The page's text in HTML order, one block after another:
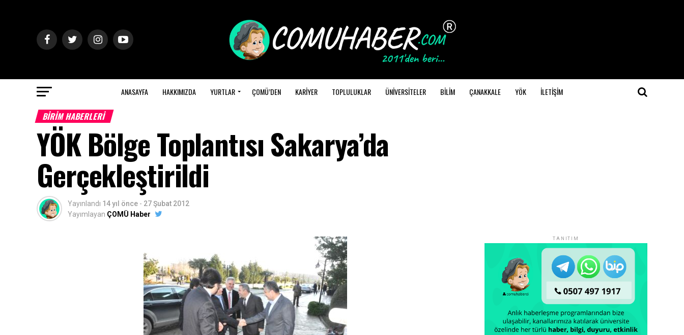
ANASAYFA HAKKIMIZDA YURTLAR ÇOMÜ’DEN KARİYER TOPLULUKLAR ÜNİVERSİTELER BİLİM ÇANAKKALE YÖK İLETİŞİM
BİRİM HABERLERİ
YÖK Bölge Toplantısı Sakarya’da
Gerçekleştirildi
Yayınlandı 14 yıl önce - 27 Şubat 2012
Yayımlayan ÇOMÜ Haber
TANITIM